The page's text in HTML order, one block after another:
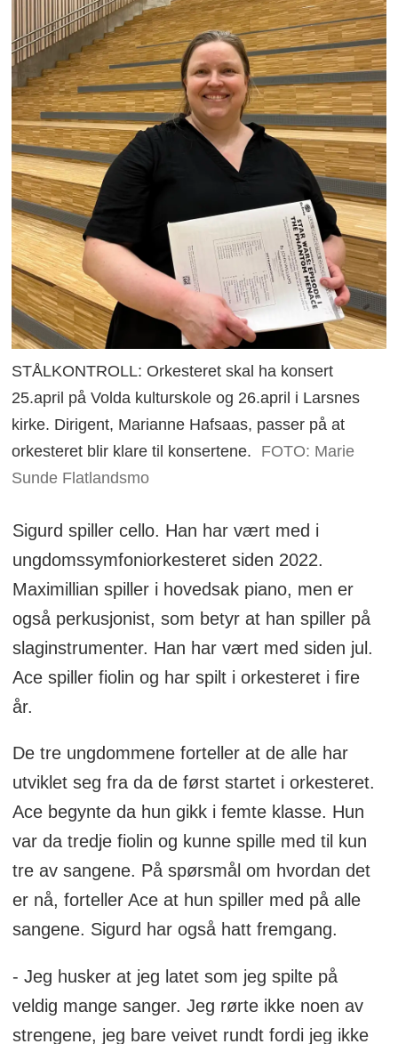
STÅLKONTROLL: Orkesteret skal ha konsert
25.april på Volda kulturskole og 26.april i Larsnes
kirke. Dirigent, Marianne Hafsaas, passer på at
orkesteret blir klare til konsertene.
FOTO: Marie
Sunde Flatlandsmo
Sigurd spiller cello. Han har vært med i
ungdomssymfoniorkesteret siden 2022.
Maximillian spiller i hovedsak piano, men er
også perkusjonist, som betyr at han spiller på
slaginstrumenter. Han har vært med siden jul.
Ace spiller fiolin og har spilt i orkesteret i fire
år.
De tre ungdommene forteller at de alle har
utviklet seg fra da de først startet i orkesteret.
Ace begynte da hun gikk i femte klasse. Hun
var da tredje fiolin og kunne spille med til kun
tre av sangene. På spørsmål om hvordan det
er nå, forteller Ace at hun spiller med på alle
sangene. Sigurd har også hatt fremgang.
- Jeg husker at jeg latet som jeg spilte på
veldig mange sanger. Jeg rørte ikke noen av
strengene, jeg bare veivet rundt fordi jeg ikke